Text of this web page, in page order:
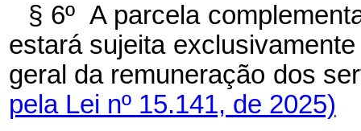
§ 6º A parcela
estará sujeita
geral da remuneração dos
pela Lei nº 15.141, de 2025)